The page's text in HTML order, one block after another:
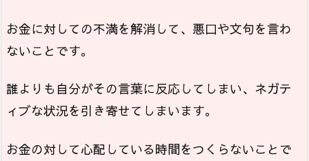
お金に対しての不満を解消して、悪口や文句を言わ
ないことです。
誰よりも自分がその言葉に反応してしまい、ネガテ
ィブな状況を引き寄せてしまいます。
お金の対して心配している時間をつくらないことで